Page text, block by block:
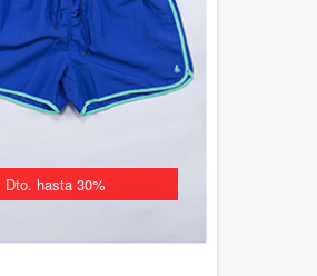
Dto. hasta 30%